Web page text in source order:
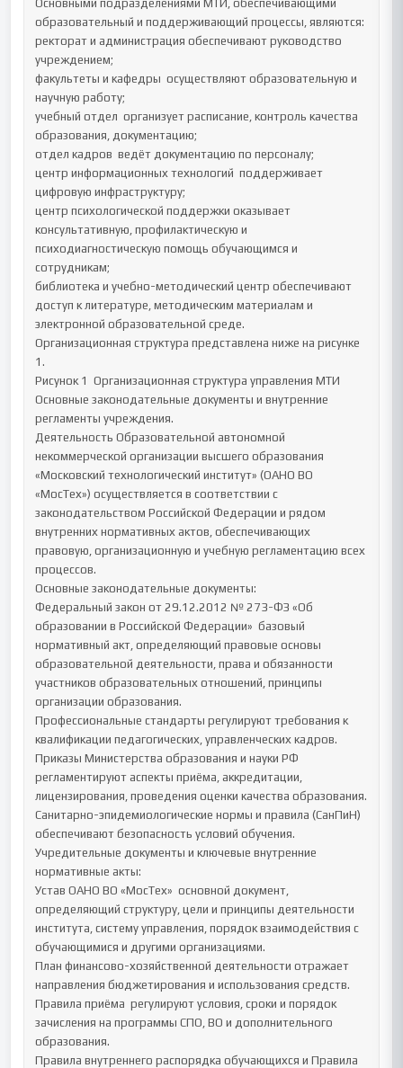
Основными подразделениями МТИ, обеспечивающими
образовательный и поддерживающий процессы, являются:
ректорат и администрация обеспечивают руководство
учреждением;
факультеты и кафедры  осуществляют образовательную и
научную работу;
учебный отдел  организует расписание, контроль качества
образования, документацию;
отдел кадров  ведёт документацию по персоналу;
центр информационных технологий  поддерживает
цифровую инфраструктуру;
центр психологической поддержки оказывает
консультативную, профилактическую и
психодиагностическую помощь обучающимся и
сотрудникам;
библиотека и учебно-методический центр обеспечивают
доступ к литературе, методическим материалам и
электронной образовательной среде.
Организационная структура представлена ниже на рисунке
1.
Рисунок 1  Организационная структура управления МТИ
Основные законодательные документы и внутренние
регламенты учреждения.
Деятельность Образовательной автономной
некоммерческой организации высшего образования
«Московский технологический институт» (ОАНО ВО
«МосТех») осуществляется в соответствии с
законодательством Российской Федерации и рядом
внутренних нормативных актов, обеспечивающих
правовую, организационную и учебную регламентацию всех
процессов.
Основные законодательные документы:
Федеральный закон от 29.12.2012 № 273-ФЗ «Об
образовании в Российской Федерации»  базовый
нормативный акт, определяющий правовые основы
образовательной деятельности, права и обязанности
участников образовательных отношений, принципы
организации образования.
Профессиональные стандарты регулируют требования к
квалификации педагогических, управленческих кадров.
Приказы Министерства образования и науки РФ
регламентируют аспекты приёма, аккредитации,
лицензирования, проведения оценки качества образования.
Санитарно-эпидемиологические нормы и правила (СанПиН)
обеспечивают безопасность условий обучения.
Учредительные документы и ключевые внутренние
нормативные акты:
Устав ОАНО ВО «МосТех»  основной документ,
определяющий структуру, цели и принципы деятельности
института, систему управления, порядок взаимодействия с
обучающимися и другими организациями.
План финансово-хозяйственной деятельности отражает
направления бюджетирования и использования средств.
Правила приёма  регулируют условия, сроки и порядок
зачисления на программы СПО, ВО и дополнительного
образования.
Правила внутреннего распорядка обучающихся и Правила